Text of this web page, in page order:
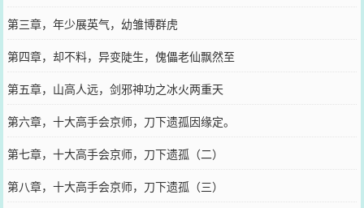
第三章，年少展英气，幼雏博群虎
第四章，却不料，异变陡生，傀儡老仙飘然至
第五章，山高人远，剑邪神功之冰火两重天
第六章，十大高手会京师，刀下遗孤因缘定。
第七章，十大高手会京师，刀下遗孤（二）
第八章，十大高手会京师，刀下遗孤（三）